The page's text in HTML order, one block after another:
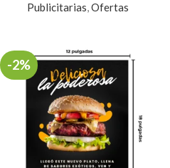
Publicitarias,Ofertas
-2%